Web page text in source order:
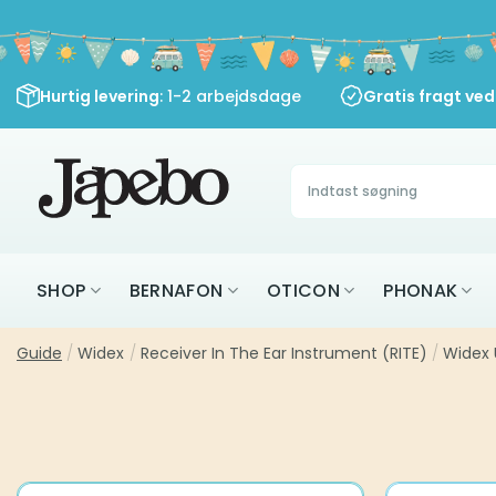
til
indhold
Hurtig levering: 1-2 arbejdsdage Gratis fragt
Søg
efter:
SHOP BERNAFON OTICON PHONAK
Guide / Widex / Receiver In The Ear Instrument (RITE) / Widex